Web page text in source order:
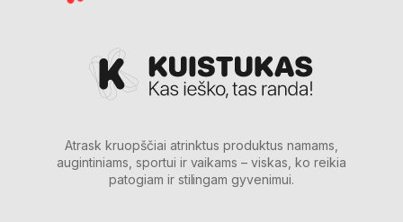
Atrask kruopščiai atrinktus produktus namams,
augintiniams, sportui ir vaikams – viskas, ko reikia
patogiam ir stilingam gyvenimui.